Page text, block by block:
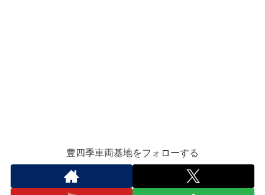
豊四季車両基地をフォローする